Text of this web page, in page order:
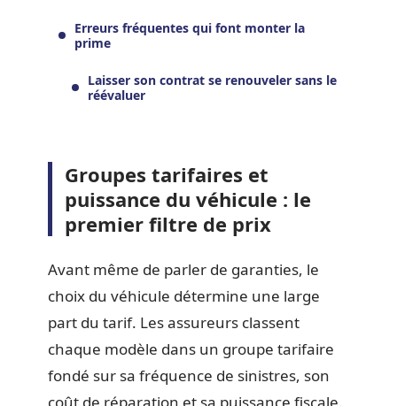
Erreurs fréquentes qui font monter la
prime
Laisser son contrat se renouveler sans le
réévaluer
Groupes tarifaires et
puissance du véhicule : le
premier filtre de prix
Avant même de parler de garanties, le
choix du véhicule détermine une large
part du tarif. Les assureurs classent
chaque modèle dans un groupe tarifaire
fondé sur sa fréquence de sinistres, son
coût de réparation et sa puissance fiscale.